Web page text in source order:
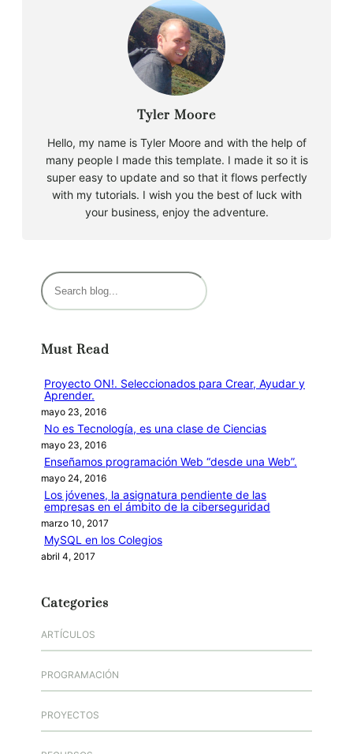
Tyler Moore
Hello, my name is Tyler Moore and with the help of
many people I made this template. I made it so it is
super easy to update and so that it flows perfectly
with my tutorials. I wish you the best of luck with
your business, enjoy the adventure.
B
u
a
Must Read
Proyecto ON!. Seleccionados para Crear, Ayudar y
Aprender.
mayo 23, 2016
No es Tecnología, es una clase de Ciencias
mayo 23, 2016
Enseñamos programación Web “desde una Web”.
mayo 24, 2016
Los jóvenes, la asignatura pendiente de las
empresas en el ámbito de la ciberseguridad
marzo 10, 2017
MySQL en los Colegios
abril 4, 2017
Categories
ARTÍCULOS
PROGRAMACIÓN
PROYECTOS